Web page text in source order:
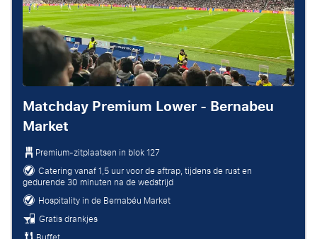
Matchday Premium Lower - Bernabeu
Market
Premium-zitplaatsen in blok 127
Catering vanaf 1,5 uur voor de aftrap, tijdens de rust en
gedurende 30 minuten na de wedstrijd
Hospitality in de Bernabéu Market
Gratis drankjes